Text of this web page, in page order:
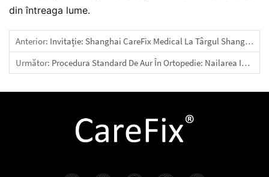
din întreaga lume.
Anterior: Invitație: Shanghai CareFix Medical La Târgul Shanghai Fair Healthcare 2026 (Sesiunile Din Thailanda Și Malaysia)
Următor: Procedura Standard De Aur În Ortopedie: Nailarea Intramedulară Pentru Fracturile Intertrohanteriene – Reducere Precisă + Recuperare Rapidă